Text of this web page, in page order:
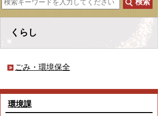
くらし
ごみ・環境保全
環境課